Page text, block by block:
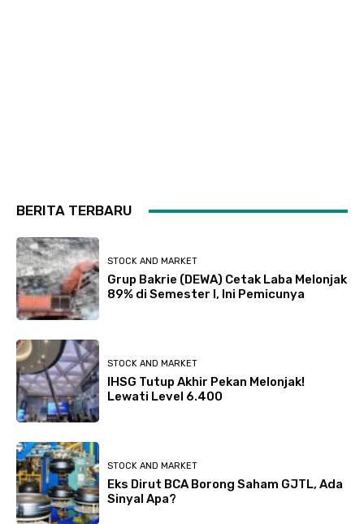
BERITA TERBARU
STOCK AND MARKET
Grup Bakrie (DEWA) Cetak Laba Melonjak
89% di Semester I, Ini Pemicunya
STOCK AND MARKET
IHSG Tutup Akhir Pekan Melonjak!
Lewati Level 6.400
STOCK AND MARKET
Eks Dirut BCA Borong Saham GJTL, Ada
Sinyal Apa?